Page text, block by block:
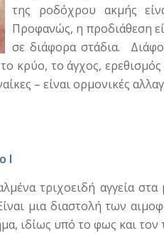
της ροδόχρου ακμής
Προφανώς, η προδιάθεση
σε διάφορα στάδια.
κρύο, το άγχος,
– είναι ορμονικές
Ι
τριχοειδή αγγεία
μια διαστολή των
ιδίως υπό το φως και τον